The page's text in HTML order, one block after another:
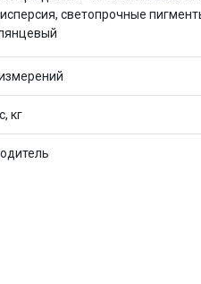
светопрочные
кг
об
недели